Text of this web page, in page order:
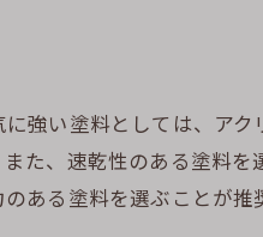
活用する
静岡県のメンテナンス対
選び
強い塗料としては、ア
た、速乾性のある塗料
ある塗料を選ぶことが